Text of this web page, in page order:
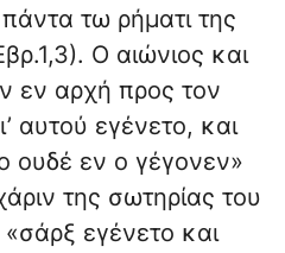
τω ρήματι της
Ο αιώνιος και
εν αρχή προς τον
αυτού εγένετο, και
ουδέ εν ο γέγονεν»
της σωτηρίας του
εγένετο και